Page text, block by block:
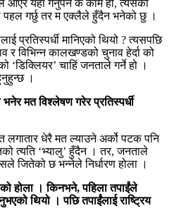
आएर यहाँ गर्नुपर्ने के काम हो, त्यसको
पहल गर्छु तर म एक्लैले हुँदैन भनेको छु ।
प्रतिस्पर्धी मानिएको थियो ? त्यसपछि
विभिन्न कालखण्डको चुनाव हेर्दा को
‘डिक्लियर’ चाहिं जनताले गर्ने हो ।
।
मत विश्लेषण गरेर प्रतिस्पर्धी
लगातार धेरै मत ल्याउने अर्को पटक पनि
त्यति ‘भ्यालु’ हुँदैन । तर, जनताले
छ भन्नेले निर्धारण होला ।
होला । किनभने,पहिला तपाईंले
थियो । पछि तपाईंलाई राष्ट्रिय